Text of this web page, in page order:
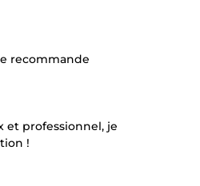
recommande
et professionnel, je
!